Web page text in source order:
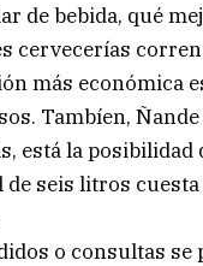
de bebida, qué
cervecerías
más económica
Tambíen,
está la
de seis litros
o consultas se